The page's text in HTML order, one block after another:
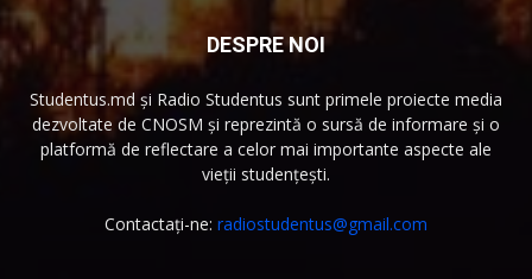
DESPRE NOI
Studentus.md și Radio Studentus sunt primele proiecte media
dezvoltate de CNOSM și reprezintă o sursă de informare și o
platformă de reflectare a celor mai importante aspecte ale
vieții studențești.
Contactați-ne: radiostudentus@gmail.com